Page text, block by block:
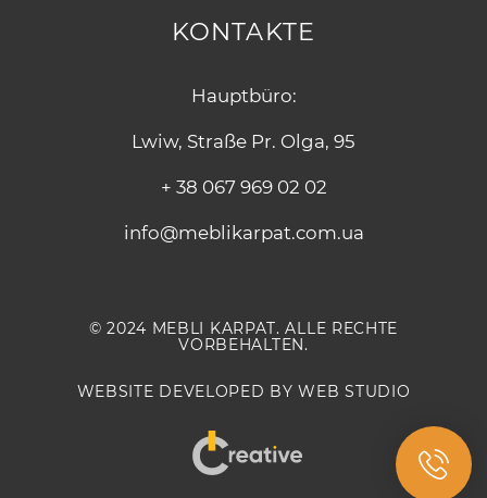
KONTAKTE
Hauptbüro:
Lwiw, Straße Pr. Olga, 95
+ 38 067 969 02 02
info@meblikarpat.com.ua
© 2024 MEBLI KARPAT. ALLE RECHTE
VORBEHALTEN.
WEBSITE DEVELOPED BY WEB STUDIO